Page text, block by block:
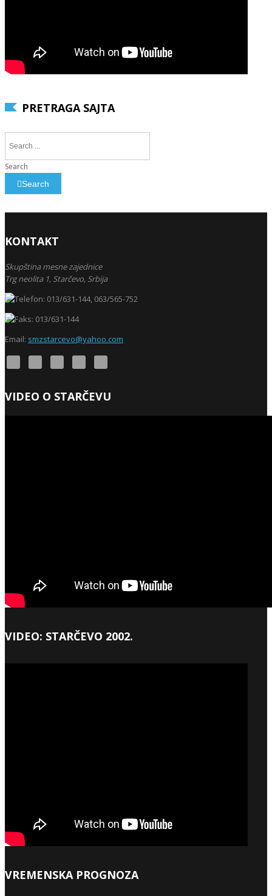
PRETRAGA SAJTA
Search
Search
KONTAKT
Skupština mesne zajednice
Trg neolita 1, Starčevo, Srbija
013/631-144, 063/565-752
013/631-144
Email: smzstarcevo@yahoo.com
VIDEO O STARČEVU
VIDEO: STARČEVO 2002.
VREMENSKA PROGNOZA